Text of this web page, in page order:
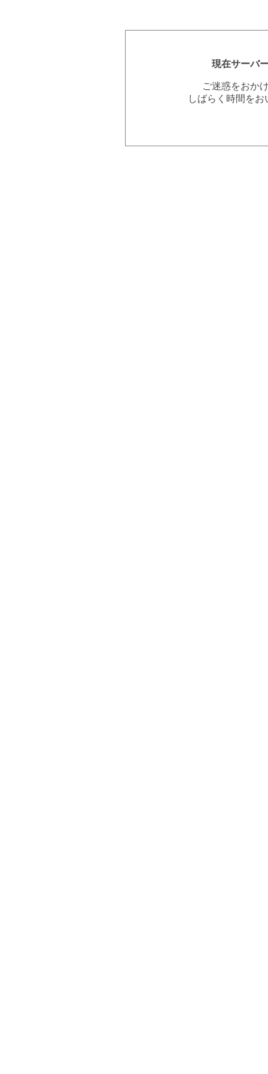
現在サーバ
ご迷惑をおか
しばらく時間を